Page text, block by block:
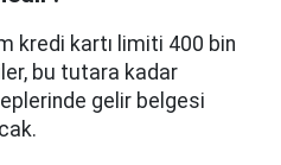
kredi kartı limiti 400 bin
bu tutara kadar
gelir belgesi